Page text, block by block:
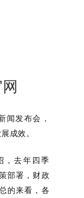
闻发布会，
成效。
，去年四季
部署，财政
的来看，各